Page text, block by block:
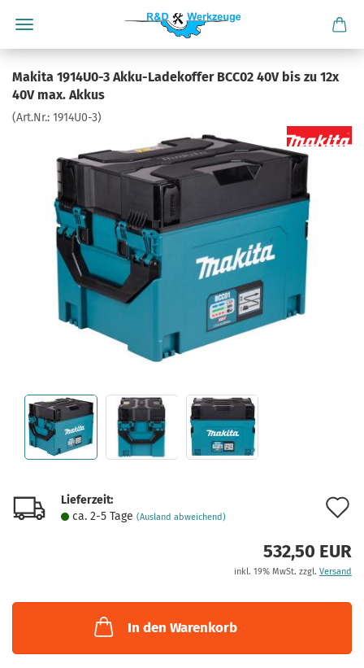
Makita 1914U0-3 Akku-Ladekoffer BCC02 40V bis zu 12x
40V max. Akkus
(Art.Nr.: 1914U0-3)
Lieferzeit:
ca. 2-5 Tage (Ausland abweichend)
532,50 EUR
inkl. 19% MwSt. zzgl. Versand
In den Warenkorb